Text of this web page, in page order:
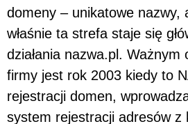
domeny – unikatowe nazwy,
właśnie ta strefa staje się
działania nazwa.pl.
firmy jest rok 2003 kiedy to
rejestracji domen,
system rejestracji adresów z